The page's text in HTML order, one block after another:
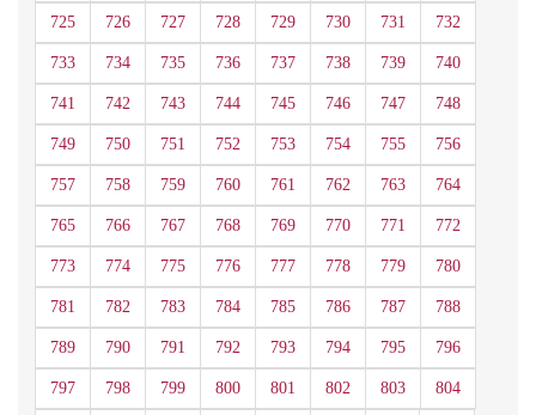
725 726 727 728 729 730 731 732
733 734 735 736 737 738 739 740
741 742 743 744 745 746 747 748
749 750 751 752 753 754 755 756
757 758 759 760 761 762 763 764
765 766 767 768 769 770 771 772
773 774 775 776 777 778 779 780
781 782 783 784 785 786 787 788
789 790 791 792 793 794 795 796
797 798 799 800 801 802 803 804